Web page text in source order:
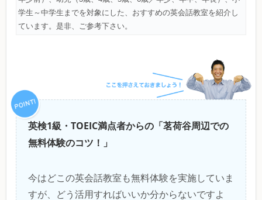
学生～中学生までを対象にした、おすすめの英会話教室を紹介し
ています。是非、ご参考下さい。
英検1級・TOEIC満点者からの「茗荷谷周辺での
無料体験のコツ！」
今はどこの英会話教室も無料体験を実施していま
すが、どう活用すればいいか分からないですよ